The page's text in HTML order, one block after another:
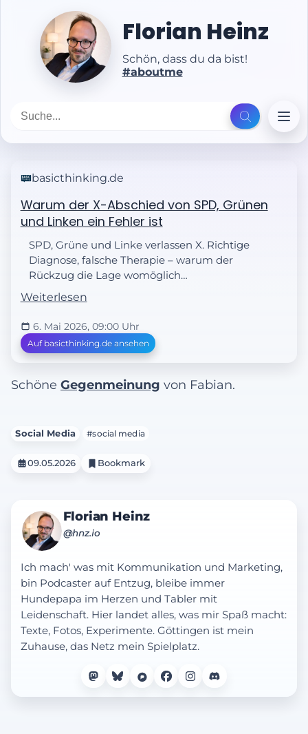
Florian Heinz
Schön, dass du da bist!
#aboutme
basicthinking.de
Warum der X-Abschied von SPD, Grünen
und Linken ein Fehler ist
SPD, Grüne und Linke verlassen X. Richtige
Diagnose, falsche Therapie – warum der
Rückzug die Lage womöglich
verschlimmert. Eine Analyse.
Weiterlesen
6. Mai 2026, 09:00 Uhr
Auf basicthinking.de ansehen
Schöne Gegenmeinung von Fabian.
Social Media #social media
09.05.2026 Bookmark
Florian Heinz
@hnz.io
Ich mach' was mit Kommunikation und Marketing,
bin Podcaster auf Entzug, bleibe immer
Hundepapa im Herzen und Tabler mit
Leidenschaft. Hier landet alles, was mir Spaß macht:
Texte, Fotos, Experimente. Göttingen ist mein
Zuhause, das Netz mein Spielplatz.